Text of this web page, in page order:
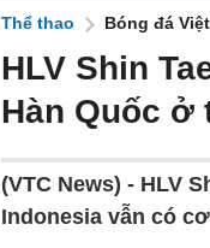
Thể thao Bóng đá
HLV Shin
Hàn Quốc ở
(VTC News) - HLV
Indonesia vẫn có